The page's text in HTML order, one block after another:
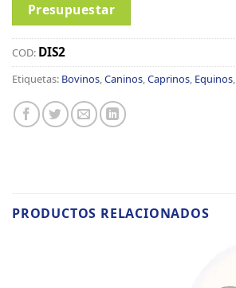
Presupuestar
COD: DIS2
Etiquetas: Bovinos,Caninos,Caprinos, Equinos,
PRODUCTOS RELACIONADOS